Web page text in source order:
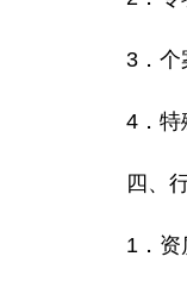
3． 个
4． 特
四、
1． 资